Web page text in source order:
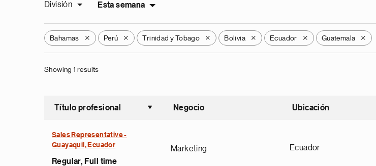
División Esta semana
Bahamas X Perú X Trinidad y Tobago X Bolivia X Ecuador X Guatemala X
Showing 1 results
Título profesional
Ordenar ascendente
Negocio Ubicación
Sales Representative -
Guayaquil, Ecuador
Regular, Full time
Marketing Ecuador